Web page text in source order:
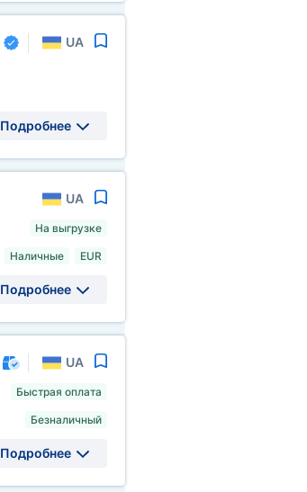
UA
Подробнее
UA
На выгрузке
Наличные EUR
Подробнее
UA
Быстрая оплата
Безналичный
Подробнее